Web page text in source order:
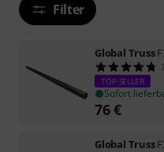
Filter
Global Truss
TOP-SELLER
Sofort
76€
Global Truss